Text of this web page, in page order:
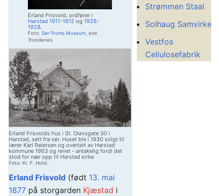
Erland Frisvold, ordfører i
Harstad 1911-1912 og 1926-
1928.
Foto: Sør-Troms Museum, avd.
Trondenes.
Erland Frisvolds hus i St. Olavsgate 30 i
Harstad, sett fra sør. Huset ble i 1930 solgt til
lærer Karl Reiersen og overtatt av Harstad
kommune 1963 og revet - antakelig fordi det
stod for nær opp til Harstad kirke
Foto: Kr. F. Holst.
Erland Frisvold (født 13. mai
1877 på storgarden Kjæstad i
Strømmen Staal
Solhaug
Vestfos
Cellulosefabrik